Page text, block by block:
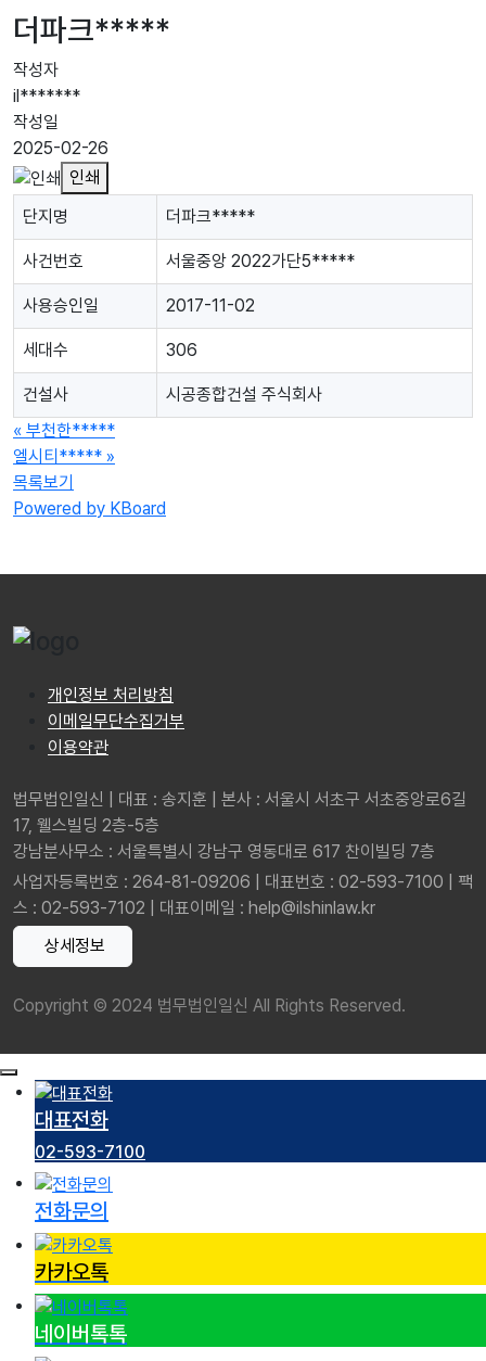
더파크*****
작성자
il*******
작성일
2025-02-26
인쇄
단지명
더파크*****
사건번호 서울중앙 2022가단5*****
사용승인일 2017-11-02
세대수 306
건설사
시공종합건설 주식회사
« 부천한*****
엘시티***** »
목록보기
Powered by KBoard
개인정보 처리방침
이메일무단수집거부
이용약관
법무법인일신 | 대표 : 송지훈 | 본사 : 서울시 서초구 서초중앙로6길
17, 웰스빌딩 2층-5층
강남분사무소 : 서울특별시 강남구 영동대로 617 찬이빌딩 7층
사업자등록번호 : 264-81-09206 | 대표번호 : 02-593-7100 | 팩
스 : 02-593-7102 | 대표이메일 : help@ilshinlaw.kr
상세정보
Copyright © 2024 법무법인일신 All Rights Reserved.
대표전화
02-593-7100
전화문의
카카오톡
네이버톡톡